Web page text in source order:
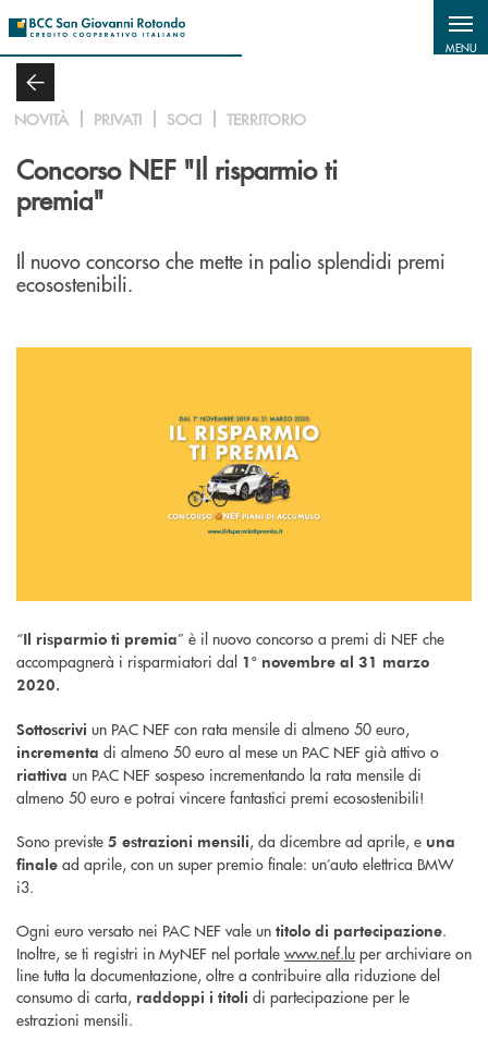
MENU
NOVITÀ PRIVATI SOCI TERRITORIO
Concorso NEF "Il risparmio ti
premia"
Il nuovo concorso che mette in palio splendidi premi
ecosostenibili.
“Il risparmio ti premia” è il nuovo concorso a premi di NEF che
accompagnerà i risparmiatori dal 1° novembre al 31 marzo
2020.
Sottoscrivi un PAC NEF con rata mensile di almeno 50 euro,
incrementa di almeno 50 euro al mese un PAC NEF già attivo o
riattiva un PAC NEF sospeso incrementando la rata mensile di
almeno 50 euro e potrai vincere fantastici premi ecosostenibili!
Sono previste 5 estrazioni mensili, da dicembre ad aprile, e una
finale ad aprile, con un super premio finale: un’auto elettrica BMW
i3.
Ogni euro versato nei PAC NEF vale un titolo di partecipazione.
Inoltre, se ti registri in MyNEF nel portale www.nef.lu per archiviare on
line tutta la documentazione, oltre a contribuire alla riduzione del
consumo di carta, raddoppi i titoli di partecipazione per le
estrazioni mensili.